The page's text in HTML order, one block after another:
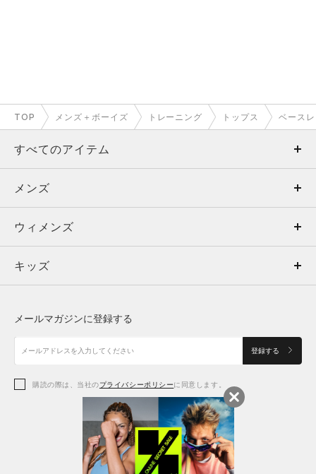
TOP メンズ＋ボーイズ トレーニング トップス ベース
すべてのアイテム
メンズ
ウィメンズ
キッズ
アクセサリー
メンズ
トップス
ボトムス
アクセサリー
ウィメンズ
トップス
シューズ
アクセサリー
レギンス＆タイツ
キッズ
シューズ
メールマガジンに登録する
登録する
購読の際は、当社のプライバシーポリシーに同意します。